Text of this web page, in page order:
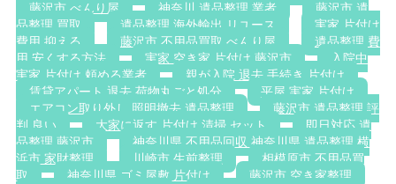
藤沢市 べんり屋
神奈川 遺品整理 業者
藤沢市 遺
品整理 買取
遺品整理 海外輸出 リユース
実家 片付け
費用 抑える
藤沢市 不用品買取 べんり屋
遺品整理 費
用 安くする方法
実家 空き家 片付け 藤沢市
入院中
実家 片付け 頼める業者
親が入院 退去 手続き 片付け
賃貸アパート 退去 荷物丸ごと処分
平屋 実家 片付け
エアコン取り外し 照明撤去 遺品整理
藤沢市 遺品整理 評
判 良い
大家に返す 片付け 清掃 セット
即日対応 遺
品整理 藤沢市
神奈川県 不用品回収 神奈川県 遺品整理 横
浜市 家財整理
川崎市 生前整理
相模原市 不用品買
取
神奈川県 ゴミ屋敷 片付け
藤沢市 空き家整理